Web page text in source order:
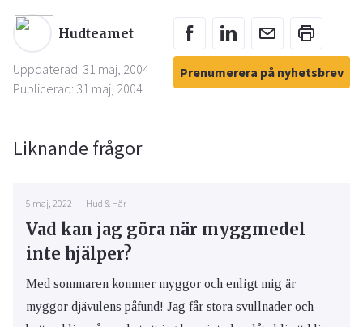
Hudteamet
Uppdaterad: 31 maj, 2004
Publicerad: 31 maj, 2004
Prenumerera på nyhetsbrev
Liknande frågor
5 maj, 2022 Hud & Hår
Vad kan jag göra när myggmedel
inte hjälper?
Med sommaren kommer myggor och enligt mig är
myggor djävulens påfund! Jag får stora svullnader och